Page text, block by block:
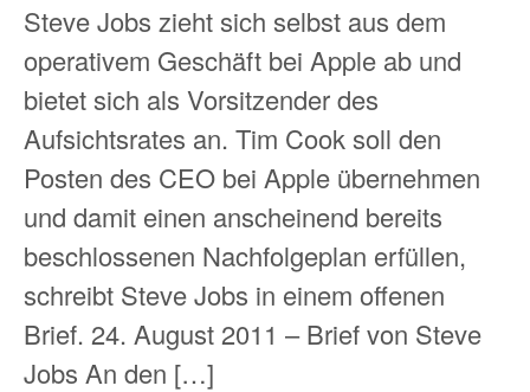
Steve Jobs zieht sich selbst aus dem
operativem Geschäft bei Apple ab und
bietet sich als Vorsitzender des
Aufsichtsrates an. Tim Cook soll den
Posten des CEO bei Apple übernehmen
und damit einen anscheinend bereits
beschlossenen Nachfolgeplan erfüllen,
schreibt Steve Jobs in einem offenen
Brief. 24. August 2011 – Brief von Steve
Jobs An den […]